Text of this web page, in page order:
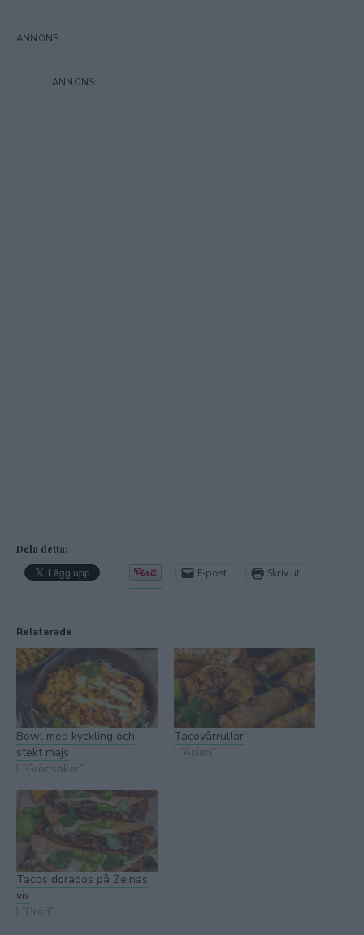
Dela detta:
E-post Skriv ut
Relaterade
Bowl med kyckling och
stekt majs
I ”Grönsaker”
Tacovårrullar
I ”Asien”
Tacos dorados på Zeinas
vis
I ”Bröd”